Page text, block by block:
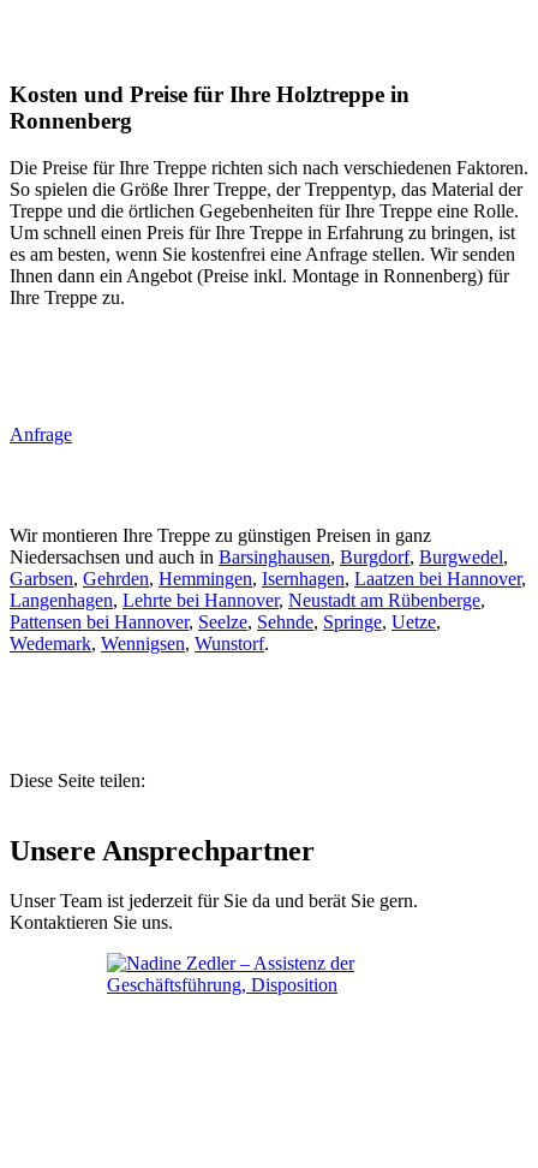
Kosten und Preise für Ihre Holztreppe in
Ronnenberg
Die Preise für Ihre Treppe richten sich nach verschiedenen Faktoren.
So spielen die Größe Ihrer Treppe, der Treppentyp, das Material der
Treppe und die örtlichen Gegebenheiten für Ihre Treppe eine Rolle.
Um schnell einen Preis für Ihre Treppe in Erfahrung zu bringen, ist
es am besten, wenn Sie kostenfrei eine Anfrage stellen. Wir senden
Ihnen dann ein Angebot (Preise inkl. Montage in Ronnenberg) für
Ihre Treppe zu.
Anfrage
Wir montieren Ihre Treppe zu günstigen Preisen in ganz
Niedersachsen und auch in Barsinghausen, Burgdorf, Burgwedel,
Garbsen, Gehrden, Hemmingen, Isernhagen, Laatzen bei Hannover,
Langenhagen, Lehrte bei Hannover, Neustadt am Rübenberge,
Pattensen bei Hannover, Seelze, Sehnde, Springe, Uetze,
Wedemark, Wennigsen, Wunstorf.
Diese Seite teilen:
Unsere Ansprechpartner
Unser Team ist jederzeit für Sie da und berät Sie gern.
Kontaktieren Sie uns.